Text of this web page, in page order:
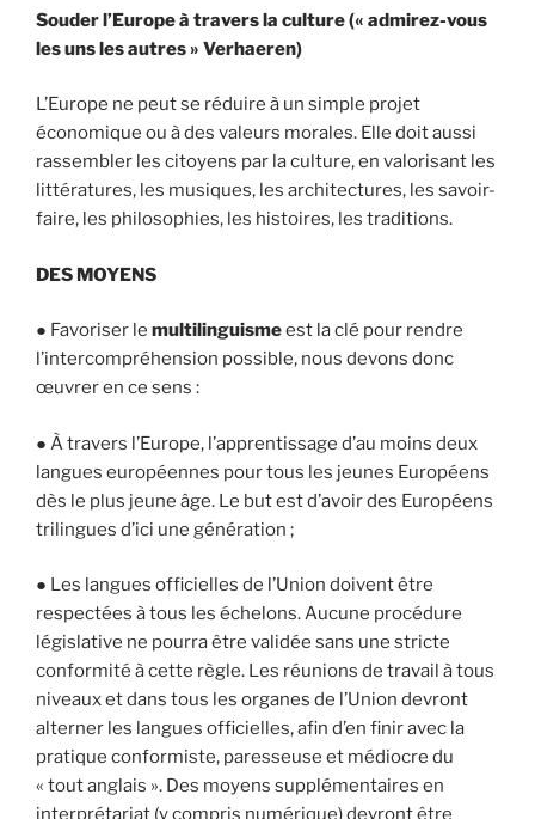
Souder l’Europe à travers la culture (« admirez-vous
les uns les autres » Verhaeren)
L’Europe ne peut se réduire à un simple projet
économique ou à des valeurs morales. Elle doit aussi
rassembler les citoyens par la culture, en valorisant les
littératures, les musiques, les architectures, les savoir-
faire, les philosophies, les histoires, les traditions.
DES MOYENS
● Favoriser le multilinguismeest la clé pour rendre
l’intercompréhension possible, nous devons donc
œuvrer en ce sens :
● À travers l’Europe, l’apprentissage d’au moins deux
langues européennes pour tous les jeunes Européens
dès le plus jeune âge. Le but est d’avoir des Européens
trilingues d’ici une génération ;
● Les langues officielles de l’Union doivent être
respectées à tous les échelons. Aucune procédure
législative ne pourra être validée sans une stricte
conformité à cette règle. Les réunions de travail à tous
niveaux et dans tous les organes de l’Union devront
alterner les langues officielles, afin d’en finir avec la
pratique conformiste, paresseuse et médiocre du
« tout anglais ». Des moyens supplémentaires en
interprétariat (y compris numérique) devront être